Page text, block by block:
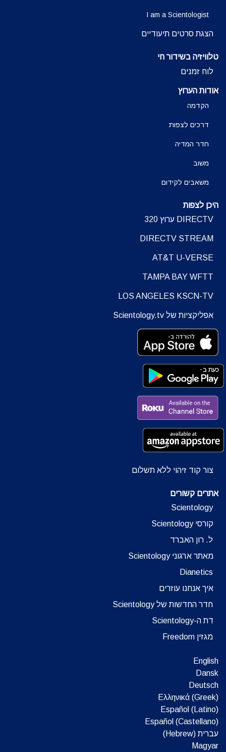
I am a Scientologist
הצגת סרטים תיעודיים
טלוויזיה בשידור חי
לוח זמנים
אודות הערוץ
הקדמה
דרכים לצפות
חדר המדיה
משוב
משאבים לקידום
היכן לצפות
DIRECTV ערוץ 320
DIRECTV STREAM
AT&T U-VERSE
TAMPA BAY WFTT
LOS ANGELES KSCN-TV
אפליקציות של Scientology.tv
צור קוד זיהוי ללא תשלום
אתרים קשורים
Scientology
קורסי Scientology
ל. רון האברד
מאתר ארגוני Scientology
Dianetics
איך אנחנו עוזרים
חדר החדשות של Scientology
דת ה-Scientology
מגזין Freedom
English
Dansk
Deutsch
Ελληνικά (Greek)
Español (Latino)
Español (Castellano)
עברית (Hebrew)‏
Magyar